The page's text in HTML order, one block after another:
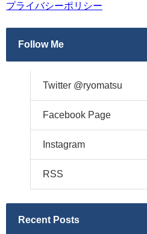
プライバシーポリシー
Follow Me
Twitter @ryomatsu
Facebook Page
Instagram
RSS
Recent Posts